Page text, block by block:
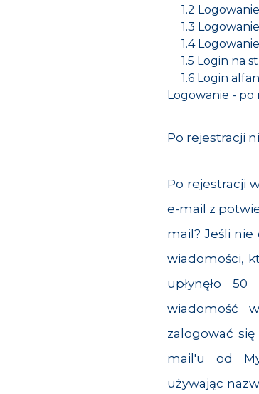
1.2
1.3
1.4
1.5 Login na
1.6 Login
Logowanie - po
Po rejestracji
Po rejestracji
e-mail z
mail? Jeśli
wiadomości,
upłynęło
wiadomość
zalogować
mail'u od
używając